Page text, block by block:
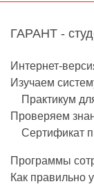
ГАРАНТ -
Интернет-
Изучаем
Практикум
Проверяем
Сертификат
Программы
Как правильно